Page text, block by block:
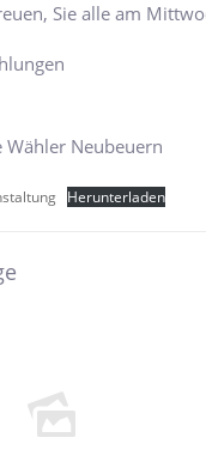
Sie alle am
Wähler Neubeuern
Herunterladen